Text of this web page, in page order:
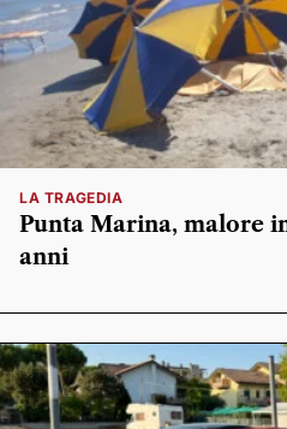
LA TRAGEDIA
Punta Marina, malore
anni